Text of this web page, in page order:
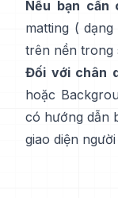
Nếu bạn cần
matting (
trên nền trong
Đối với chân
hoặc
có hướng dẫn
giao diện